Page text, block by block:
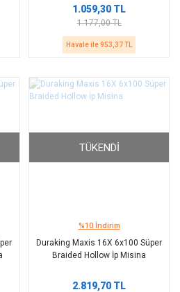
1.059,30 TL
1.177,00 TL
Havale ile 953,37 TL
TÜKENDI
%10 İndirim
Duraking Maxis 16X 6x100 Süper
Braided Hollow İp Misina
2.819,70 TL